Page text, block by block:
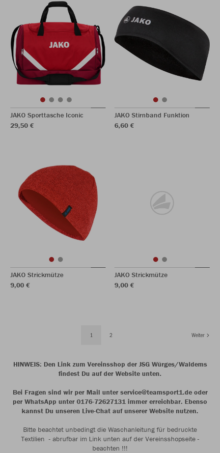
JAKO Sporttasche Iconic
29,50 €
JAKO Stirnband Funktion
6,60 €
JAKO Strickmütze
9,00 €
JAKO Strickmütze
9,00 €
1 2 Weiter
HINWEIS: Den Link zum Vereinsshop der JSG Würges/Waldems
findest Du auf der Website unten.
Bei Fragen sind wir per Mail unter service@teamsport1.de oder
per WhatsApp unter 0176-72627131 immer erreichbar. Ebenso
kannst Du unseren Live-Chat auf unserer Website nutzen.
Bitte beachtet unbedingt die Waschanleitung für bedruckte
Textilien - abrufbar im Link unten auf der Vereinsshopseite -
beachten !!!